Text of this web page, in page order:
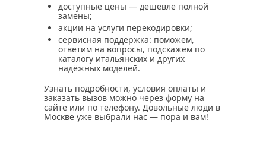
доступные цены — дешевле полной
замены;
акции на услуги перекодировки;
сервисная поддержка: поможем,
ответим на вопросы, подскажем по
каталогу итальянских и других
надёжных моделей.
Узнать подробности, условия оплаты и
заказать вызов можно через форму на
сайте или по телефону. Довольные люди в
Москве уже выбрали нас — пора и вам!